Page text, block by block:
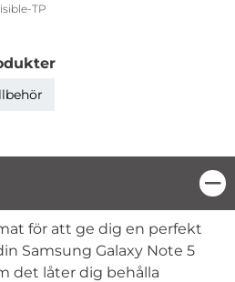
TP
för att ge dig en perfekt
Samsung Galaxy Note 5
det låter dig behålla